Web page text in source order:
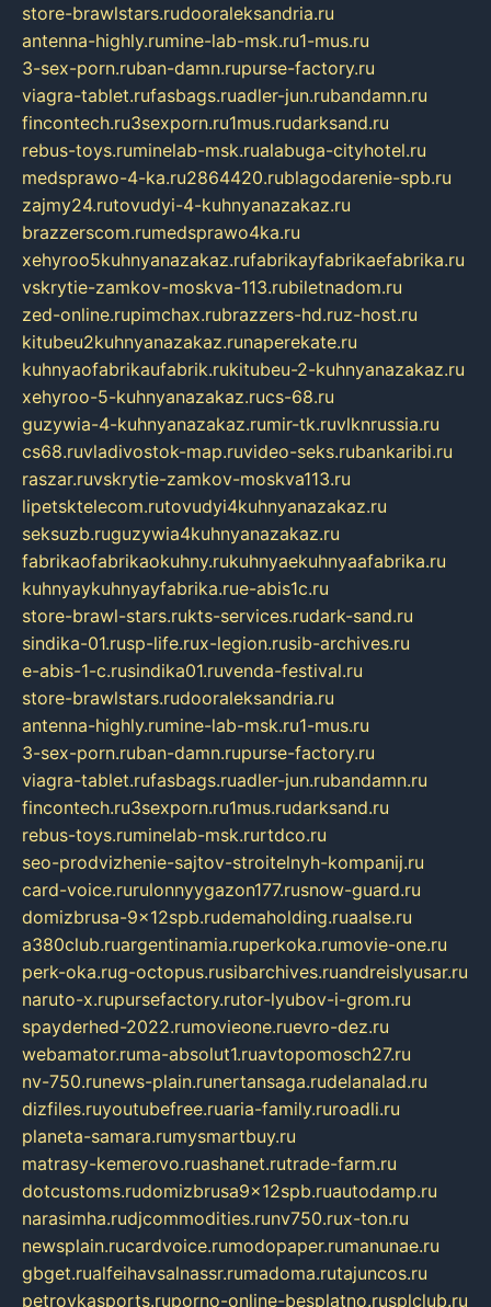
store-brawlstars.rudooraleksandria.ru
antenna-highly.rumine-lab-msk.ru1-mus.ru
3-sex-porn.ruban-damn.rupurse-factory.ru
viagra-tablet.rufasbags.ruadler-jun.rubandamn.ru
fincontech.ru3sexporn.ru1mus.rudarksand.ru
rebus-toys.ruminelab-msk.rualabuga-cityhotel.ru
medsprawo-4-ka.ru2864420.rublagodarenie-spb.ru
zajmy24.rutovudyi-4-kuhnyanazakaz.ru
brazzerscom.rumedsprawo4ka.ru
xehyroo5kuhnyanazakaz.rufabrikayfabrikaefabrika.ru
vskrytie-zamkov-moskva-113.rubiletnadom.ru
zed-online.rupimchax.rubrazzers-hd.ruz-host.ru
kitubeu2kuhnyanazakaz.runaperekate.ru
kuhnyaofabrikaufabrik.rukitubeu-2-kuhnyanazakaz.ru
xehyroo-5-kuhnyanazakaz.rucs-68.ru
guzywia-4-kuhnyanazakaz.rumir-tk.ruvlknrussia.ru
cs68.ruvladivostok-map.ruvideo-seks.rubankaribi.ru
raszar.ruvskrytie-zamkov-moskva113.ru
lipetsktelecom.rutovudyi4kuhnyanazakaz.ru
seksuzb.ruguzywia4kuhnyanazakaz.ru
fabrikaofabrikaokuhny.rukuhnyaekuhnyaafabrika.ru
kuhnyaykuhnyayfabrika.rue-abis1c.ru
store-brawl-stars.rukts-services.rudark-sand.ru
sindika-01.rusp-life.rux-legion.rusib-archives.ru
e-abis-1-c.rusindika01.ruvenda-festival.ru
store-brawlstars.rudooraleksandria.ru
antenna-highly.rumine-lab-msk.ru1-mus.ru
3-sex-porn.ruban-damn.rupurse-factory.ru
viagra-tablet.rufasbags.ruadler-jun.rubandamn.ru
fincontech.ru3sexporn.ru1mus.rudarksand.ru
rebus-toys.ruminelab-msk.rurtdco.ru
seo-prodvizhenie-sajtov-stroitelnyh-kompanij.ru
card-voice.rurulonnyygazon177.rusnow-guard.ru
domizbrusa-9x12spb.rudemaholding.ruaalse.ru
a380club.ruargentinamia.ruperkoka.rumovie-one.ru
perk-oka.rug-octopus.rusibarchives.ruandreislyusar.ru
naruto-x.rupursefactory.rutor-lyubov-i-grom.ru
spayderhed-2022.rumovieone.ruevro-dez.ru
webamator.ruma-absolut1.ruavtopomosch27.ru
nv-750.runews-plain.runertansaga.rudelanalad.ru
dizfiles.ruyoutubefree.ruaria-family.ruroadli.ru
planeta-samara.rumysmartbuy.ru
matrasy-kemerovo.ruashanet.rutrade-farm.ru
dotcustoms.rudomizbrusa9x12spb.ruautodamp.ru
narasimha.rudjcommodities.runv750.rux-ton.ru
newsplain.rucardvoice.rumodopaper.rumanunae.ru
gbget.rualfeihavsalnassr.rumadoma.rutajuncos.ru
petrovkasports.ruporno-online-besplatno.rusplclub.ru